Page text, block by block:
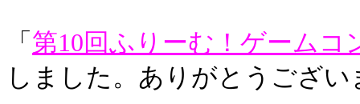
「 第10回ふりーむ！ゲームコ
しました。ありがとうござい